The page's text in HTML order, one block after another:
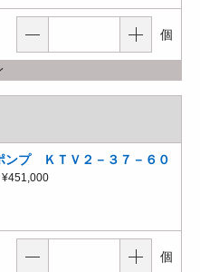
個
ンプ ＫＴＶ２－３７－６０
¥451,000
個